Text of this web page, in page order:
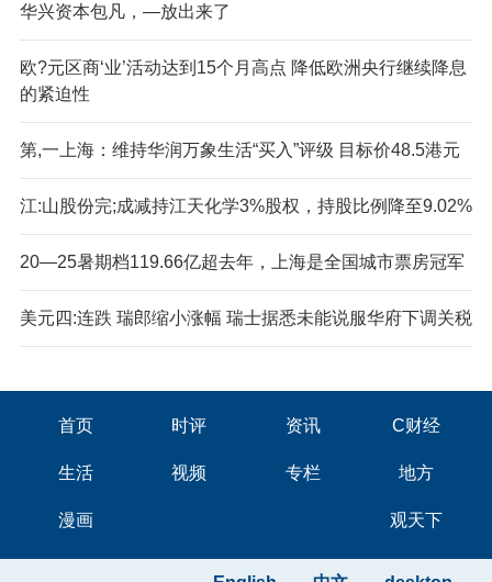
华兴资本包凡，—放出来了
欧?元区商‘业’活动达到15个月高点 降低欧洲央行继续降息
的紧迫性
第,一上海：维持华润万象生活“买入”评级 目标价48.5港元
江:山股份完;成减持江天化学3%股权，持股比例降至9.02%
20—25暑期档119.66亿超去年，上海是全国城市票房冠军
美元四:连跌 瑞郎缩小涨幅 瑞士据悉未能说服华府下调关税
首页 时评 资讯 C财经
生活 视频 专栏 地方
漫画 观天下